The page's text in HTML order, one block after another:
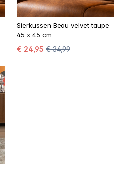
Sierkussen Beau velvet taupe
45 x 45 cm
€ 24,95 € 34,99